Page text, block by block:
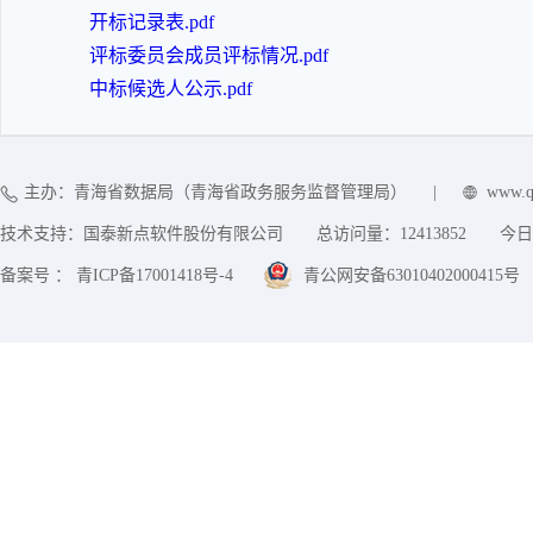
开标记录表.pdf
评标委员会成员评标情况.pdf
中标候选人公示.pdf
主办：青海省数据局（青海省政务服务监督管理局）
技术支持：国泰新点软件股份有限公司 总访问量： 12413852 今
备案号 ： 青ICP备17001418号-4 青公网安备63010402000415号